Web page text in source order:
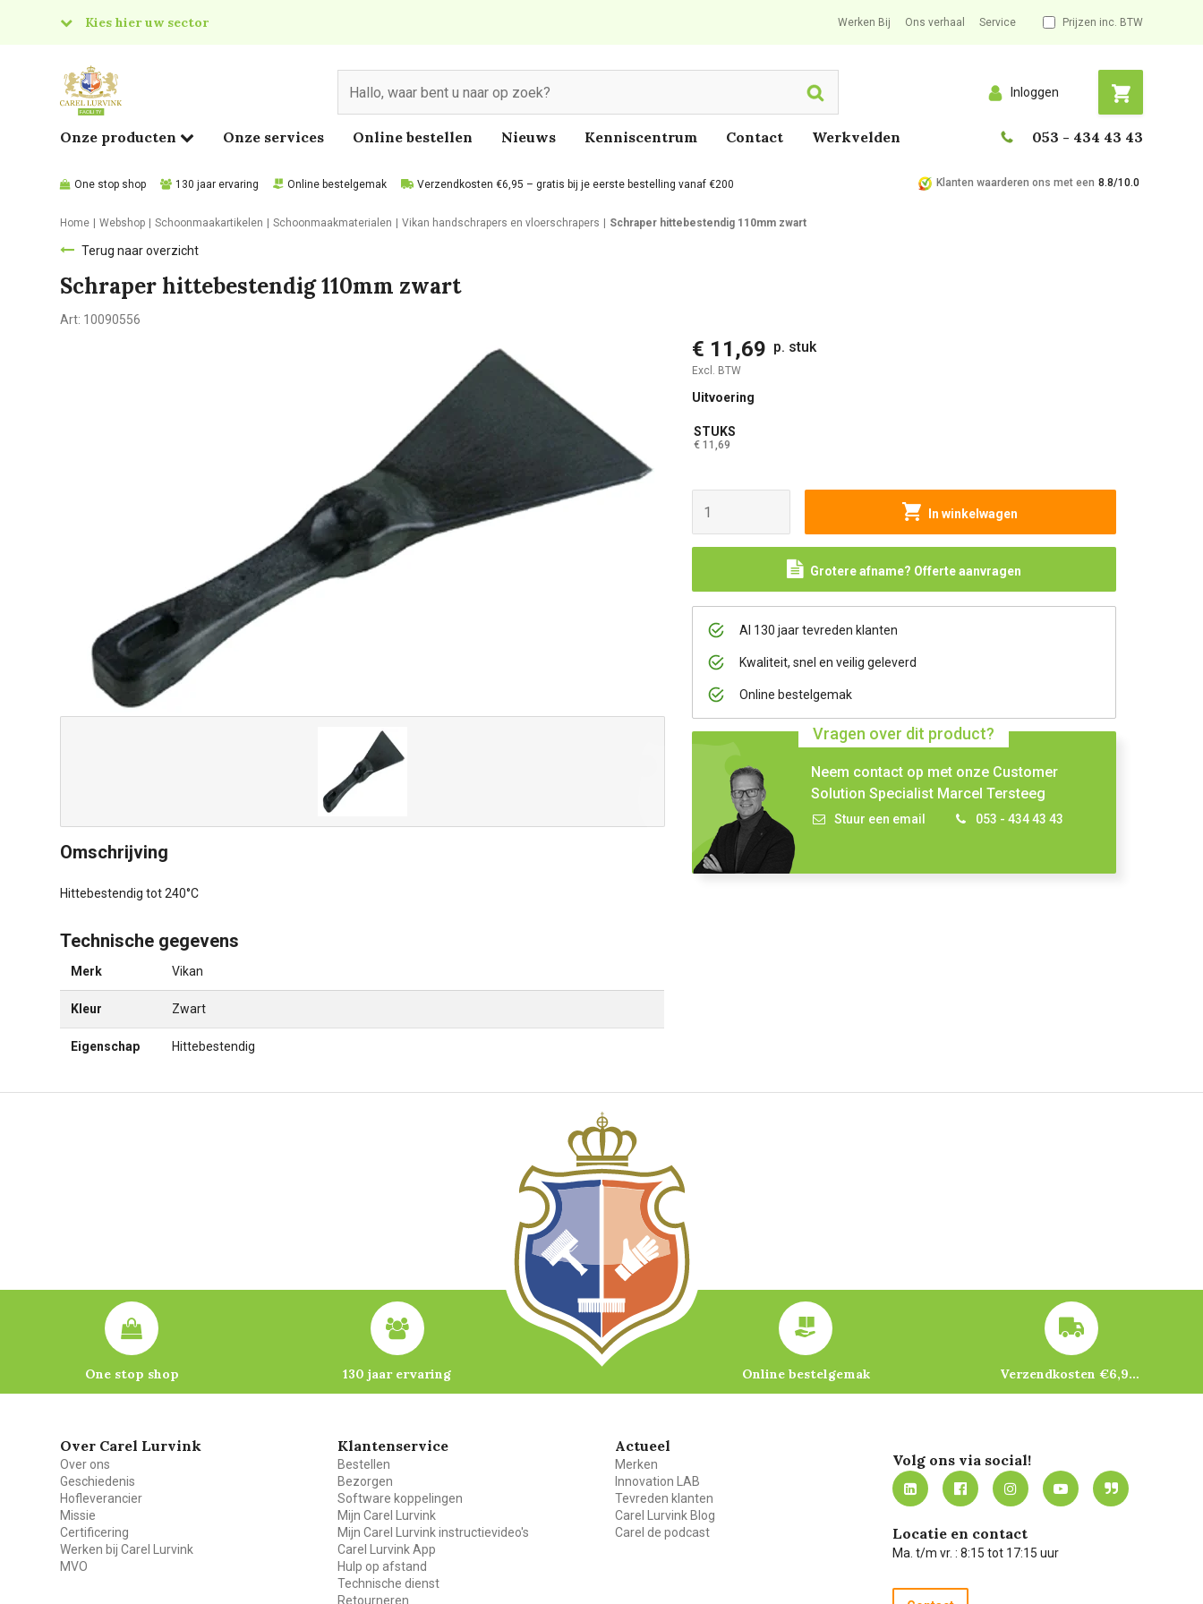
Kies hier uw sector
Food
Werken Bij Ons verhaal Service Prijzen inc. BTW
Search Inloggen
Onze producten Onze services Online bestellen Nieuws Kenniscentrum Contact Werkvelden 053 - 434 43 43
One stop shop 130 jaar ervaring Online bestelgemak Verzendkosten €6,95 – gratis bij je eerste bestelling vanaf €200 Klanten waarderen ons met een 8.8/10.0
Home Webshop Schoonmaakartikelen Schoonmaakmaterialen Vikan handschrapers en vloerschrapers Schraper hittebestendig 110mm zwart
Terug naar overzicht
Schraper hittebestendig 110mm zwart
Art: 10090556
€ 11,69 p. stuk
Excl. BTW
Uitvoering
STUKS
€ 11,69
In winkelwagen
Grotere afname? Offerte aanvragen
Al 130 jaar tevreden klanten
Kwaliteit, snel en veilig geleverd
Online bestelgemak
Vragen over dit product?
Neem contact op met onze Customer
Solution Specialist Marcel Tersteeg
Stuur een email 053 - 434 43 43
Omschrijving
Hittebestendig tot 240°C
Technische gegevens
Merk Vikan
Kleur Zwart
Eigenschap Hittebestendig
One stop shop 130 jaar ervaring Online bestelgemak Verzendkosten €6,95 – gratis bij je eerste bestelling vanaf €200
Over Carel Lurvink
Over ons
Geschiedenis
Hofleverancier
Missie
Certificering
Werken bij Carel Lurvink
MVO
Klantenservice
Bestellen
Bezorgen
Software koppelingen
Mijn Carel Lurvink
Mijn Carel Lurvink instructievideo's
Carel Lurvink App
Hulp op afstand
Technische dienst
Retourneren
Actueel
Merken
Innovation LAB
Tevreden klanten
Carel Lurvink Blog
Carel de podcast
Volg ons via social!
Locatie en contact
Ma. t/m vr. : 8:15 tot 17:15 uur